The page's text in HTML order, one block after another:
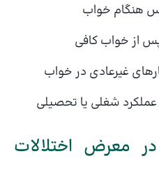
هنگام خواب
از خواب کافی
غیرعادی در خواب
شغلی یا تحصیلی
معرض اختلالات